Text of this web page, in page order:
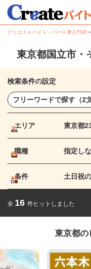
クリエイトバイト・パート求人TOP ＞
東京都国立市・
検索条件の設定
エリア 東京都
職種 指定し
条件 土日祝
全 16 件ヒットしました
東京都の